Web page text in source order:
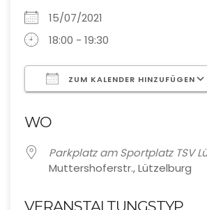
15/07/2021
18:00 - 19:30
ZUM KALENDER HINZUFÜGEN
WO
Parkplatz am Sportplatz TSV
Muttershoferstr., Lützelburg
VERANSTALTUNGSTYP